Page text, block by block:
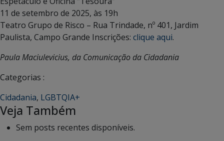
11 de setembro de 2025, às 19h
Teatro Grupo de Risco – Rua Trindade, nº 401, Jardim
Paulista, Campo Grande Inscrições: clique aqui.
Paula Maciulevicius, da Comunicação da Cidadania
Categorias :
Cidadania, LGBTQIA+
Veja Também
Sem posts recentes disponíveis.